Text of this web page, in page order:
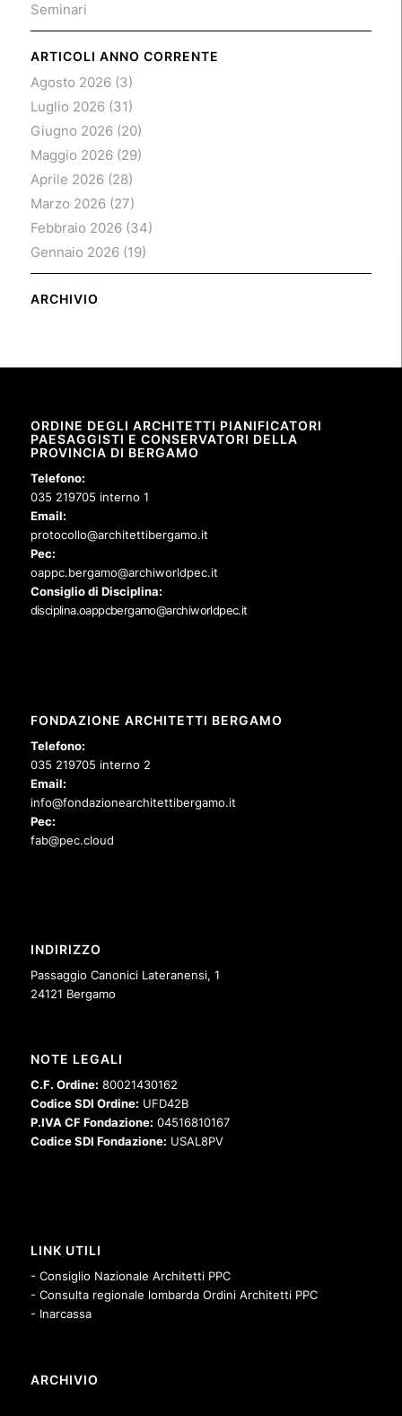
Seminari
ARTICOLI ANNO CORRENTE
Agosto 2026(3)
Luglio 2026(31)
Giugno 2026(20)
Maggio 2026(29)
Aprile 2026(28)
Marzo 2026(27)
Febbraio 2026(34)
Gennaio 2026(19)
ARCHIVIO
ORDINE DEGLI ARCHITETTI PIANIFICATORI
PAESAGGISTI E CONSERVATORI DELLA
PROVINCIA DI BERGAMO
Telefono:
035 219705 interno 1
Email:
protocollo@architettibergamo.it
Pec:
oappc.bergamo@archiworldpec.it
Consiglio di Disciplina:
disciplina.oappcbergamo@archiworldpec.it
FONDAZIONE ARCHITETTI BERGAMO
Telefono:
035 219705 interno 2
Email:
info@fondazionearchitettibergamo.it
Pec:
fab@pec.cloud
INDIRIZZO
Passaggio Canonici Lateranensi, 1
24121 Bergamo
NOTE LEGALI
C.F. Ordine: 80021430162
Codice SDI Ordine: UFD42B
P.IVA CF Fondazione: 04516810167
Codice SDI Fondazione: USAL8PV
LINK UTILI
- Consiglio Nazionale Architetti PPC
- Consulta regionale lombarda Ordini Architetti PPC
- Inarcassa
ARCHIVIO